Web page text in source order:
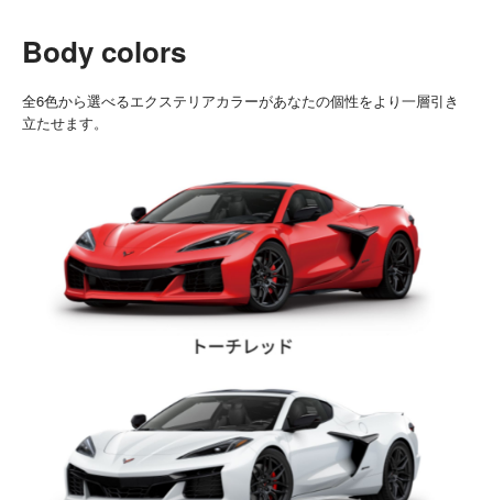
Body colors
全6色から選べるエクステリアカラーがあなたの個性をより一層引き
立たせます。